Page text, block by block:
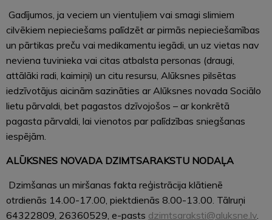
Gadījumos, ja veciem un vientuļiem vai smagi slimiem
cilvēkiem nepieciešams palīdzēt ar pirmās nepieciešamības
un pārtikas preču vai medikamentu iegādi, un uz vietas nav
neviena tuvinieka vai citas atbalsta personas (draugi,
attālāki radi, kaimiņi) un citu resursu, Alūksnes pilsētas
iedzīvotājus aicinām sazināties ar Alūksnes novada Sociālo
lietu pārvaldi, bet pagastos dzīvojošos – ar konkrētā
pagasta pārvaldi, lai vienotos par palīdzības sniegšanas
iespējām.
ALŪKSNES NOVADA DZIMTSARAKSTU NODAĻA
Dzimšanas un miršanas fakta reģistrācija klātienē
otrdienās 14.00-17.00, piektdienās 8.00-13.00. Tālruņi
64322809, 26360529, e-pasts dzimtsaraksti@aluksne.lv